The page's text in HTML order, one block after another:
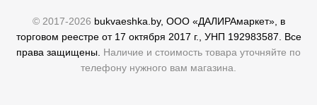
© 2017-2026 bukvaeshka.by, ООО «ДАЛИРАмаркет», в
торговом реестре от 17 октября 2017 г., УНП 192983587. Все
права защищены. Наличие и стоимость товара уточняйте по
телефону нужного вам магазина.